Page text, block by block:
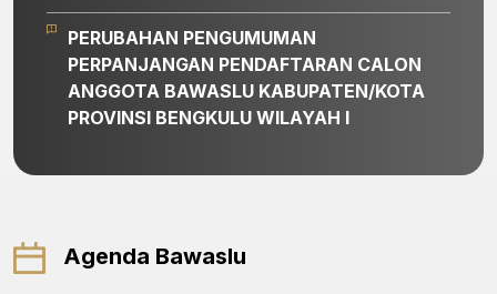
PERUBAHAN PENGUMUMAN
PERPANJANGAN PENDAFTARAN CALON
ANGGOTA BAWASLU KABUPATEN/KOTA
PROVINSI BENGKULU WILAYAH I
Agenda Bawaslu